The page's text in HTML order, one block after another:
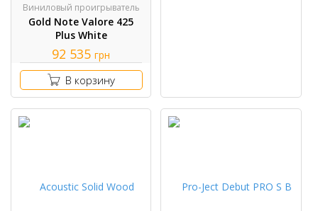
Виниловый проигрыватель
Gold Note Valore 425
Plus White
92 535 грн
В корзину